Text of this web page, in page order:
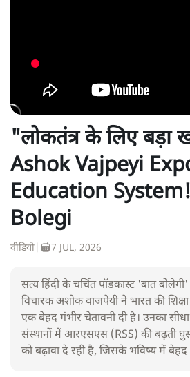
"लोकतंत्र के लिए बड़ा
Ashok Vajpeyi
Education
Bolegi
वीडियो 7 JUL, 2026
सत्य हिंदी के चर्चित पॉडकास्ट 'बात
विचारक अशोक वाजपेयी ने भारत की
एक बेहद गंभीर चेतावनी दी है। उनका
संस्थानों में आरएसएस (RSS) की बढ़ती
को बढ़ावा दे रही है, जिसके भविष्य में बेहद